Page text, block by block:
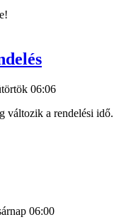
06:06
változik a rendelési idő.
06:00